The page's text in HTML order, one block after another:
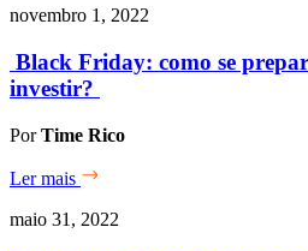
novembro 1, 2022
Black Friday: como se
investir?
PorTime Rico
Ler mais
maio 31, 2022